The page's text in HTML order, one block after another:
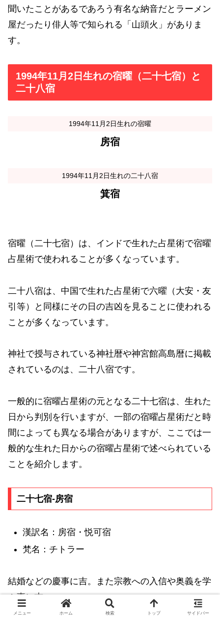
聞いたことがあるであろう有名な納音だとラーメン
屋だったり俳人等で知られる「山頭火」がありま
す。
1994年11月2日生れの宿曜（二十七宿）と
二十八宿
1994年11月2日生れの宿曜
房宿
1994年11月2日生れの二十八宿
箕宿
宿曜（二十七宿）は、インドで生れた占星術で宿曜
占星術で使われることが多くなっています。
二十八宿は、中国で生れた占星術で六曜（大安・友
引等）と同様にその日の吉凶を見ることに使われる
ことが多くなっています。
神社で授与されている神社暦や神宮館高島暦に掲載
されているのは、二十八宿です。
一般的に宿曜占星術の元となる二十七宿は、生れた
日から判別を行いますが、一部の宿曜占星術だと時
間によっても異なる場合がありますが、ここでは一
般的な生れた日からの宿曜占星術で述べられている
ことを紹介します。
二十七宿-房宿
漢訳名：房宿・悦可宿
梵名：チトラー
結婚などの慶事に吉。また宗教への入信や奥義を学
ぶ事に吉。
メニュー ホーム 検索 トップ サイドバー